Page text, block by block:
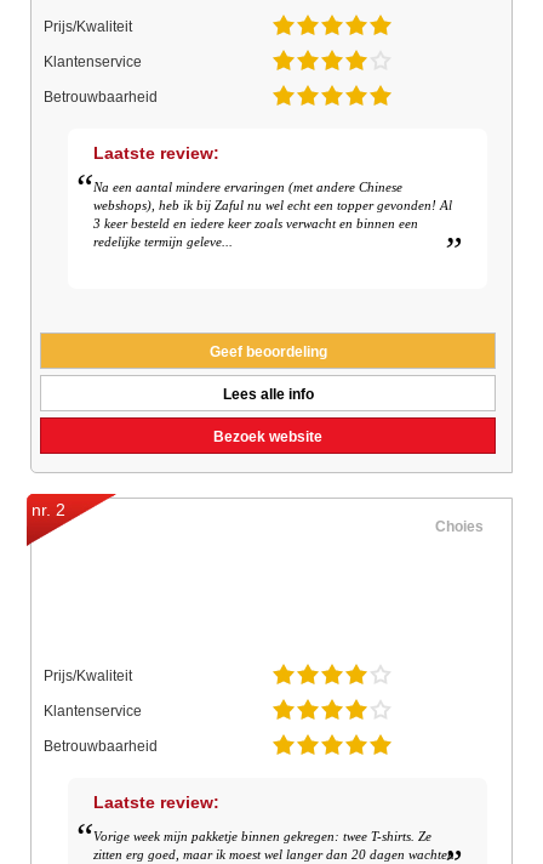
Prijs/Kwaliteit
Klantenservice
Betrouwbaarheid
Laatste review:
Na een aantal mindere ervaringen (met andere Chinese
webshops), heb ik bij Zaful nu wel echt een topper gevonden! Al
3 keer besteld en iedere keer zoals verwacht en binnen een
redelijke termijn geleve...
Geef beoordeling
Lees alle info
Bezoek website
nr. 2
Choies
Prijs/Kwaliteit
Klantenservice
Betrouwbaarheid
Laatste review:
Vorige week mijn pakketje binnen gekregen: twee T-shirts. Ze
zitten erg goed, maar ik moest wel langer dan 20 dagen wachten.